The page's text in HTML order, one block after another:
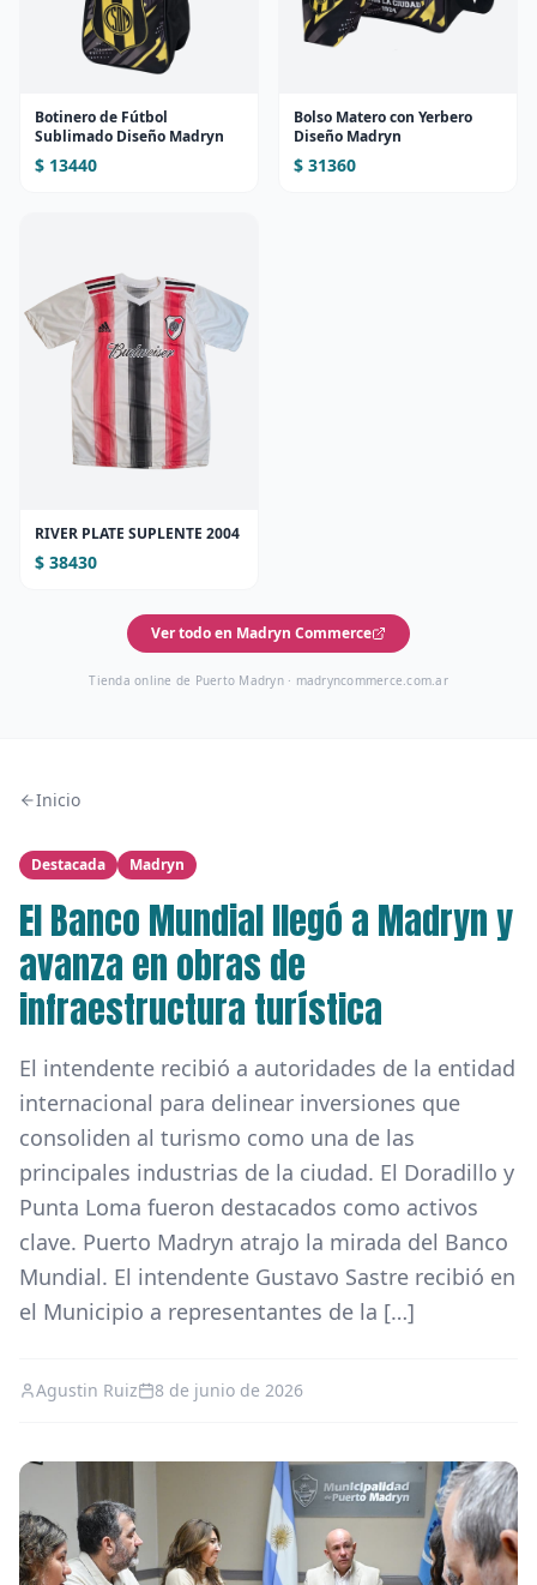
Botinero de Fútbol
Sublimado Diseño Madryn
$ 13440
Bolso Matero con Yerbero
Diseño Madryn
$ 31360
RIVER PLATE SUPLENTE 2004
$ 38430
Ver todo en Madryn Commerce
Tienda online de Puerto Madryn · madryncommerce.com.ar
Inicio
Destacada Madryn
El Banco Mundial llegó a Madryn y
avanza en obras de
infraestructura turística
El intendente recibió a autoridades de la entidad
internacional para delinear inversiones que
consoliden al turismo como una de las
principales industrias de la ciudad. El Doradillo y
Punta Loma fueron destacados como activos
clave. Puerto Madryn atrajo la mirada del Banco
Mundial. El intendente Gustavo Sastre recibió en
el Municipio a representantes de la […]
Agustin Ruiz 8 de junio de 2026